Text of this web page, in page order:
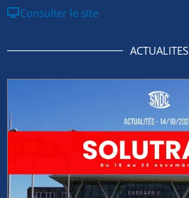
Consulter le site
ACTUALITES